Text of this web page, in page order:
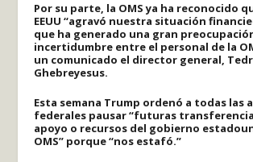
Por su parte, la OMS ya ha reconocido
EEUU “agravó nuestra situación
que ha generado una gran
incertidumbre entre el personal de la
un comunicado el director general,
Ghebreyesus.
Esta semana Trump ordenó a todas las
federales pausar “futuras
apoyo o recursos del gobierno
OMS” porque “nos estafó.”